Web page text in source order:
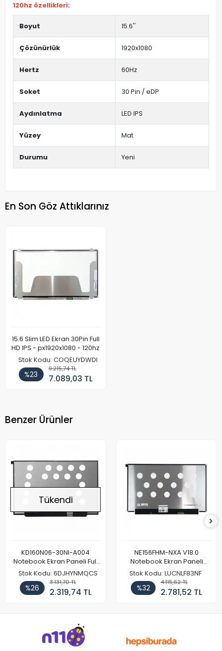
120hz özellikleri:
Boyut 15.6''
Çözünürlük 1920x1080
Hertz 60Hz
Soket 30 Pin / eDP
Aydınlatma LED IPS
Yüzey Mat
Durumu Yeni
En Son Göz Attıklarınız
15.6 Slim LED Ekran 30Pin Full
HD IPS - px1920x1080 - 120hz
Stok Kodu: COQEUYDWDI
%23
9.215,74 TL
7.089,03 TL
Benzer Ürünler
Tükendi
KD160N06-30NI-A004
Notebook Ekran Paneli Full
HD
Stok Kodu: 6DJHYNMQCS
%26
3.131,70 TL
2.319,74 TL
NE156FHM-NXA V18.0
Notebook Ekran Paneli
144Hz
Stok Kodu: LUCNLF83NF
%32
4.115,62 TL
2.781,52 TL